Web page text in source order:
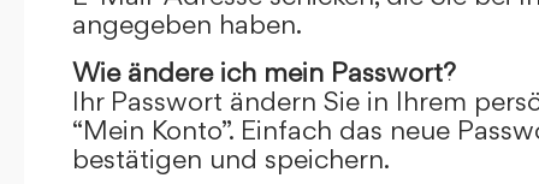
angegeben haben.
Wie ändere ich mein Passwort?
Ihr Passwort ändern Sie in Ihrem
“Mein Konto”. Einfach das neue
bestätigen und speichern.